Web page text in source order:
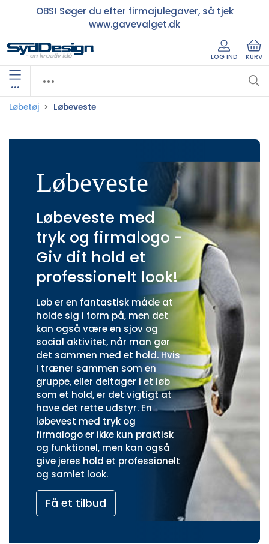
OBS! Søger du efter firmajulegaver, så tjek
www.gavevalget.dk
LOG IND KURV
•••
Løbetøj Løbeveste
Løbeveste
Løbeveste med
tryk og firmalogo -
Giv dit hold et
professionelt look!
Løb er en fantastisk måde at
holde sig i form på, men det
kan også være en sjov og
social aktivitet, når man gør
det sammen med et hold. Hvis
I træner sammen som en
gruppe, eller deltager i et løb
som et hold, er det vigtigt at
have det rette udstyr. En
løbevest med tryk og
firmalogo er ikke kun praktisk
og funktionel, men kan også
give jeres hold et professionelt
og samlet look.
Få et tilbud